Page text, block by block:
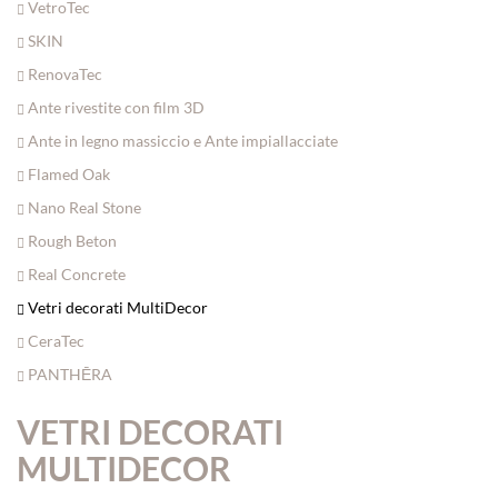
VetroTec
SKIN
RenovaTec
Ante rivestite con film 3D
Ante in legno massiccio e Ante impiallacciate
Flamed Oak
Nano Real Stone
Rough Beton
Real Concrete
Vetri decorati MultiDecor
CeraTec
PANTHĒRA
VETRI DECORATI
MULTIDECOR